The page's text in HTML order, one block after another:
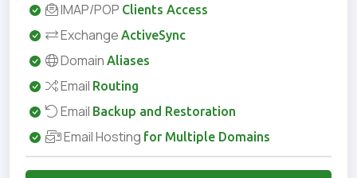
IMAP/POP Clients Access
Exchange ActiveSync
Domain Aliases
Email Routing
Email Backup and Restoration
Email Hosting for Multiple Domains